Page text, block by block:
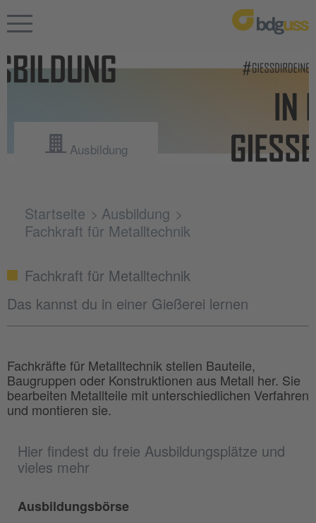
Ausbildung
Startseite
Ausbildung
Fachkraft für Metalltechnik
Hier findest du freie Ausbildungsplätze und
vieles mehr
Ausbildungsbörse
Fachkraft für Metalltechnik
Das kannst du in einer Gießerei lernen
Fachkräfte für Metalltechnik stellen Bauteile,
Baugruppen oder Konstruktionen aus Metall her. Sie
bearbeiten Metallteile mit unterschiedlichen Verfahren
und montieren sie.